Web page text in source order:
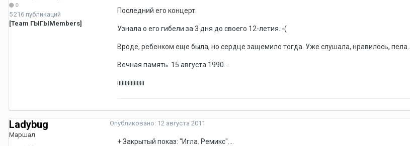
0
5 216 публикаций
[Team ГЫГЫMembers]
Последний его концерт.
Узнала о его гибели за 3 дня до своего 12-летия.:-(
Вроде, ребенком еще была, но сердце защемило тогда. Уже слушала, нравилось, пела....
Вечная память. 15 августа 1990....
iiiiiiiiiiiiiiiiii
Ladybug
Маршал
Опубликовано: 12 августа 2011
+ Закрытый показ: "Игла. Ремикс"....